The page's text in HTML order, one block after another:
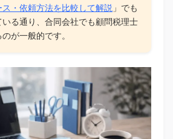
ス・依頼方法を比較して解説 」でも
いる通り、合同会社でも顧問税理士
が一般的です。